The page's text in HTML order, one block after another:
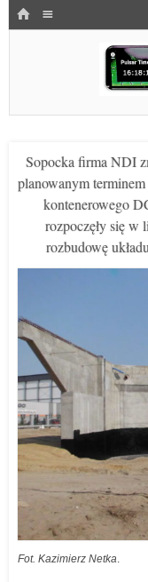
HOME
Pulsarowy.pl
Sopocka firma NDI
planowanym
kontenerowego
rozpoczęły się w
rozbudowę
Fot. Kazimierz Netka.